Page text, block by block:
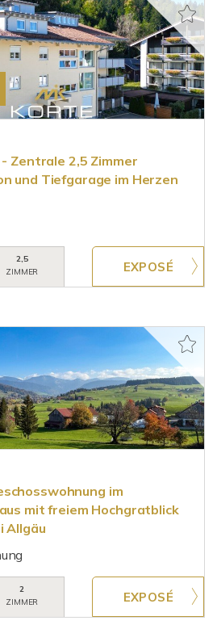
Zentrale 2,5 Zimmer
und Tiefgarage im Herzen
2,5
ZIMMER
im
mit freiem Hochgratblick
Allgäu
2
ZIMMER